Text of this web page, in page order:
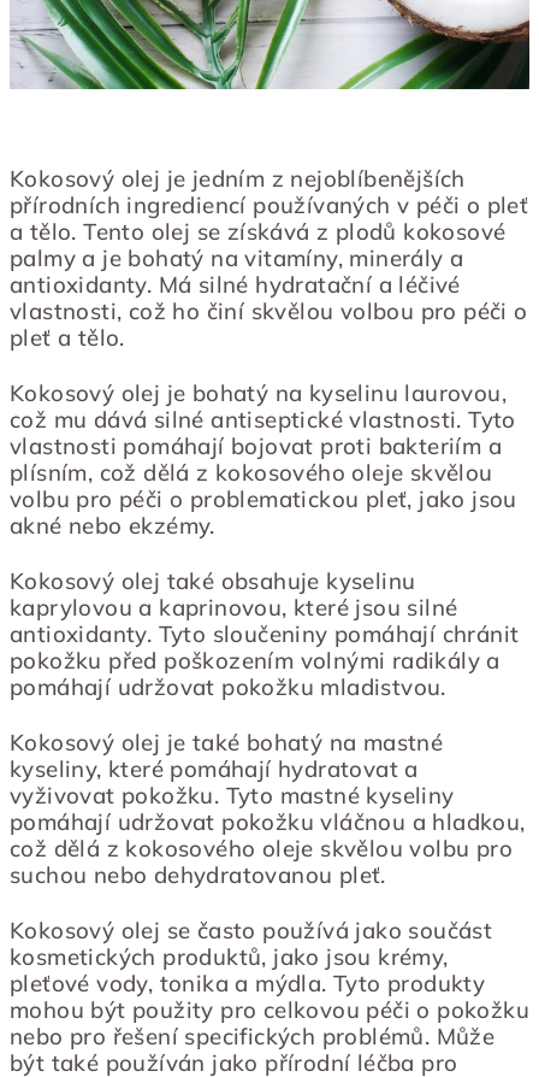
Kokosový olej je jedním z nejoblíbenějších
přírodních ingrediencí používaných v péči o pleť
a tělo. Tento olej se získává z plodů kokosové
palmy a je bohatý na vitamíny, minerály a
antioxidanty. Má silné hydratační a léčivé
vlastnosti, což ho činí skvělou volbou pro péči o
pleť a tělo.
Kokosový olej je bohatý na kyselinu laurovou,
což mu dává silné antiseptické vlastnosti. Tyto
vlastnosti pomáhají bojovat proti bakteriím a
plísním, což dělá z kokosového oleje skvělou
volbu pro péči o problematickou pleť, jako jsou
akné nebo ekzémy.
Kokosový olej také obsahuje kyselinu
kaprylovou a kaprinovou, které jsou silné
antioxidanty. Tyto sloučeniny pomáhají chránit
pokožku před poškozením volnými radikály a
pomáhají udržovat pokožku mladistvou.
Kokosový olej je také bohatý na mastné
kyseliny, které pomáhají hydratovat a
vyživovat pokožku. Tyto mastné kyseliny
pomáhají udržovat pokožku vláčnou a hladkou,
což dělá z kokosového oleje skvělou volbu pro
suchou nebo dehydratovanou pleť.
Kokosový olej se často používá jako součást
kosmetických produktů, jako jsou krémy,
pleťové vody, tonika a mýdla. Tyto produkty
mohou být použity pro celkovou péči o pokožku
nebo pro řešení specifických problémů. Může
být také používán jako přírodní léčba pro